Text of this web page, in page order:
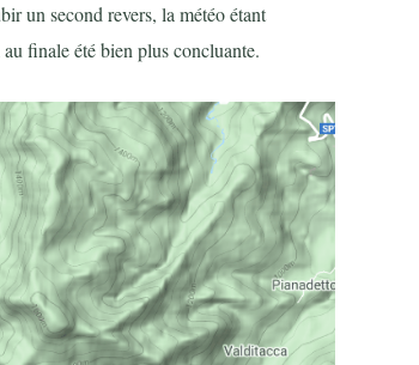
un second revers, la météo étant
finale été bien plus concluante.